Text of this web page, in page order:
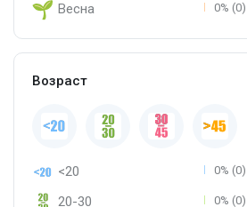
Весна 0% (0)
Возраст
<20 0% (0)
20-30 0% (0)